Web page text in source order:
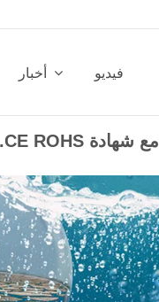
أخبار فيديو